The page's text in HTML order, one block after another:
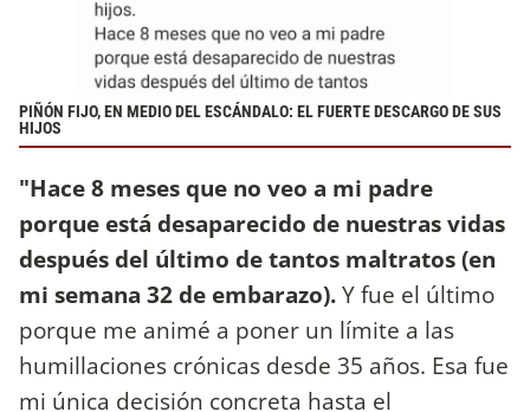
PIÑÓN FIJO, EN MEDIO DEL ESCÁNDALO: EL FUERTE DESCARGO DE SUS
HIJOS
"Hace 8 meses que no veo a mi padre
porque está desaparecido de nuestras vidas
después del último de tantos maltratos (en
mi semana 32 de embarazo).Y fue el último
porque me animé a poner un límite a las
humillaciones crónicas desde 35 años. Esa fue
mi única decisión concreta hasta el